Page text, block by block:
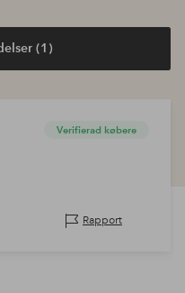
(1)
Verifierad købere
Rapport